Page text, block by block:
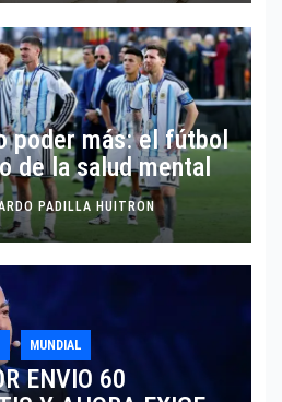
poder más: el fútbol
de la salud mental
PADILLA HUITRON
MUNDIAL
ENVIO 60